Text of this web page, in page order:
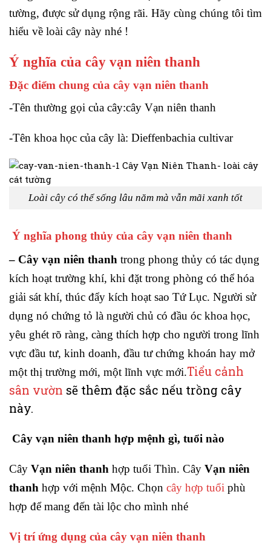
tường, được sử dụng rộng rãi. Hãy cùng chúng tôi tìm
hiểu về loài cây này nhé !
Ý nghĩa của cây vạn niên thanh
Đặc điểm chung của cây vạn niên thanh
-Tên thường gọi của cây:cây Vạn niên thanh
-Tên khoa học của cây là: Dieffenbachia cultivar
Loài cây có thể sống lâu năm mà vẫn mãi xanh tốt
Ý nghĩa phong thủy của cây vạn niên thanh
– Cây vạn niên thanh trong phong thủy có tác dụng
kích hoạt trường khí, khi đặt trong phòng có thể hóa
giải sát khí, thúc đẩy kích hoạt sao Tứ Lục. Người sử
dụng nó chứng tỏ là người chủ có đầu óc khoa học,
yêu ghét rõ ràng, càng thích hợp cho người trong lĩnh
vực đầu tư, kinh doanh, đầu tư chứng khoán hay mở
một thị trường mới, một lĩnh vực mới.Tiểu cảnh
sân vườn sẽ thêm đặc sắc nếu trồng cây
này.
Cây vạn niên thanh hợp mệnh gì, tuổi nào
Cây Vạn niên thanh hợp tuổi Thìn. Cây Vạn niên
thanh hợp với mệnh Mộc. Chọn cây hợp tuổi phù
hợp để mang đến tài lộc cho mình nhé
Vị trí ứng dụng của cây vạn niên thanh